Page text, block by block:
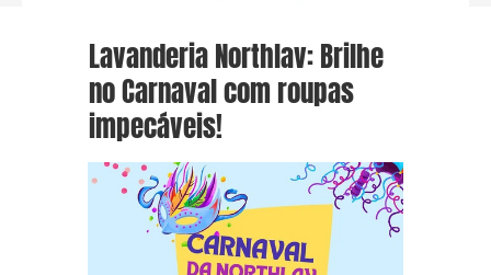
Lavanderia Northlav: Brilhe
no Carnaval com roupas
impecáveis!